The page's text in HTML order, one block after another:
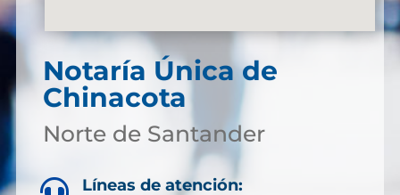
Notaría Única de
Chinacota
Norte de Santander
Líneas de atención: